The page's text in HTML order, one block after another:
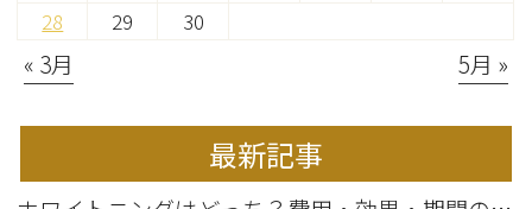
28
29 30
« 3月 5月 »
最新記事